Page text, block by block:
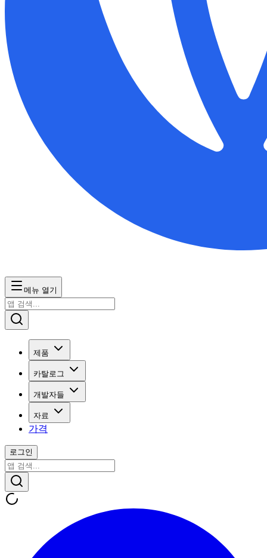
메뉴 열기
제품
카탈로그
개발자들
자료
가격
로그인